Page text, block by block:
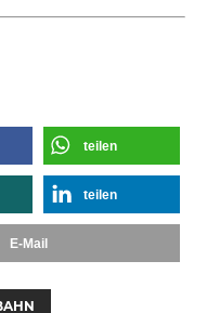
teilen
teilen
E-Mail